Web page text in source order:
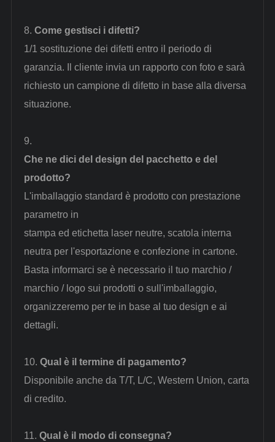
8. Come gestisci i difetti?
1/1 sostituzione dei difetti entro il periodo di
garanzia. Il cliente invia un rapporto con foto e sarà
richiesto un campione di difetto in base alla diversa
situazione.
9.
Che ne dici del design del pacchetto e del
prodotto?
L'imballaggio standard è prodotto con prestazione
parametroin
stampa ed etichetta laser neutre, scatola interna
neutra per l'esportazione e confezione in cartone.
Basta informarci se è necessario il tuo marchio /
marchio / logo sui prodotti o sull'imballaggio,
organizzeremo per te in base al tuo design e ai
dettagli.
10. Qual è il termine di pagamento?
Disponibile anche da T/T, L/C, Western Union, carta
di credito.
11. Qual è il modo di consegna?